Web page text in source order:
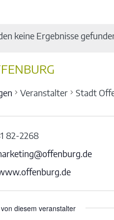
keine Ergebnisse
Veranstalter Stadt
82-2268
diesem veranstalter